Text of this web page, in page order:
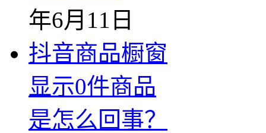
年6月11日
抖音商品橱窗
显示0件商品
是怎么回事？